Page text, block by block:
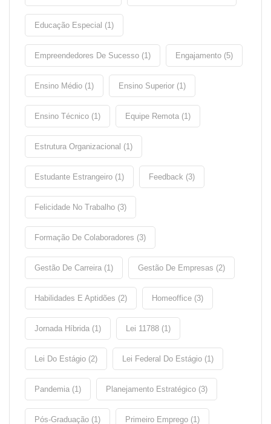
Educação Especial (1)
Empreendedores De Sucesso (1) Engajamento (5)
Ensino Médio (1) Ensino Superior (1)
Ensino Técnico (1) Equipe Remota (1)
Estrutura Organizacional (1)
Estudante Estrangeiro (1) Feedback (3)
Felicidade No Trabalho (3)
Formação De Colaboradores (3)
Gestão De Carreira (1) Gestão De Empresas (2)
Habilidades E Aptidões (2) Homeoffice (3)
Jornada Híbrida (1) Lei 11788 (1)
Lei Do Estágio (2) Lei Federal Do Estágio (1)
Pandemia (1) Planejamento Estratégico (3)
Pós-Graduação (1) Primeiro Emprego (1)